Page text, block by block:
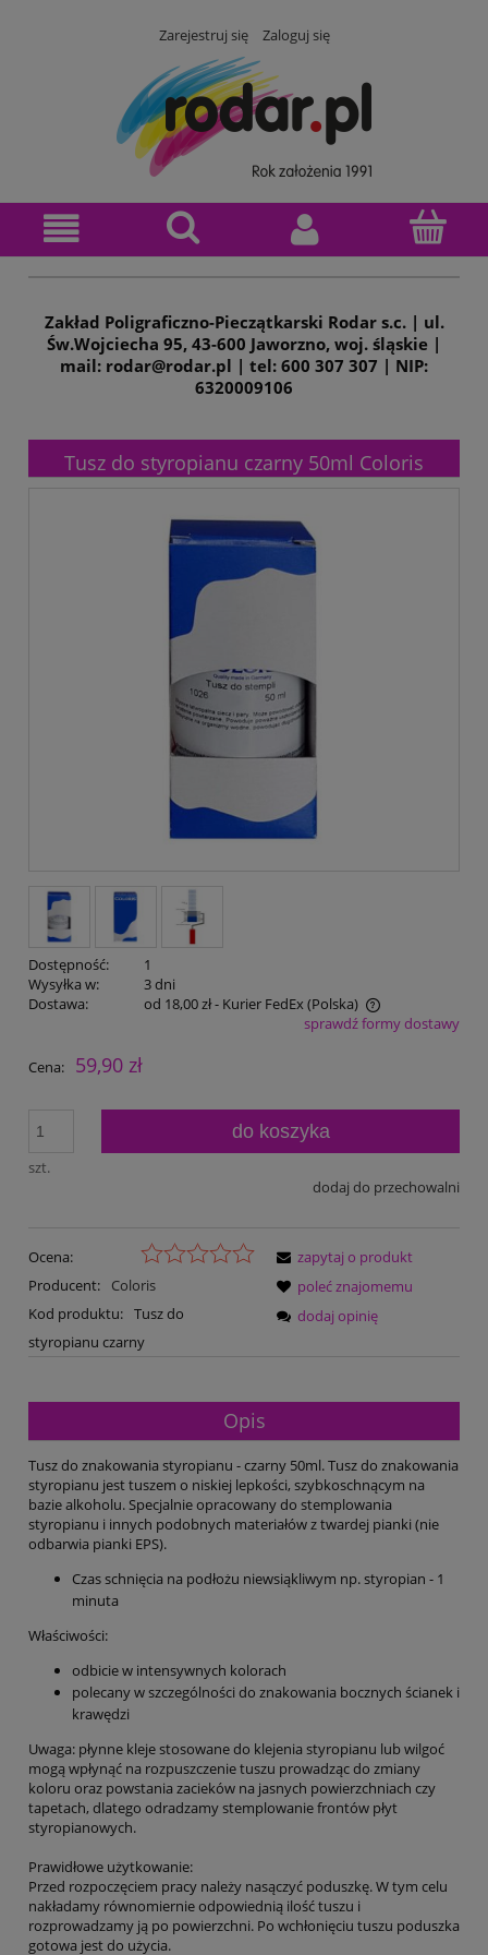
Zarejestruj się Zaloguj się
Zakład Poligraficzno-Pieczątkarski Rodar s.c. | ul.
Św.Wojciecha 95, 43-600 Jaworzno, woj. śląskie |
mail: rodar@rodar.pl | tel: 600 307 307 | NIP:
6320009106
Tusz do styropianu czarny 50ml Coloris
Dostępność:
1
Wysyłka w:
3 dni
Dostawa:
od 18,00 zł- Kurier FedEx(Polska)
Cena nie zawiera ewentualnych kosztów płatnościsprawdź formy dostawy
Cena: 59,90 zł
szt.
do koszyka
dodaj do przechowalni
Ocena:
Producent:
Coloris
Kod produktu: Tusz do
styropianu czarny
zapytaj o produkt
poleć znajomemu
dodaj opinię
Opis
Tusz do znakowania styropianu - czarny 50ml. Tusz do znakowania
styropianu jest tuszem o niskiej lepkości, szybkoschnącym na
bazie alkoholu. Specjalnie opracowany do stemplowania
styropianu i innych podobnych materiałów z twardej pianki (nie
odbarwia pianki EPS).
Czas schnięcia na podłożu niewsiąkliwym np. styropian - 1
minuta
Właściwości:
odbicie w intensywnych kolorach
polecany w szczególności do znakowania bocznych ścianek i
krawędzi
Uwaga: płynne kleje stosowane do klejenia styropianu lub wilgoć
mogą wpłynąć na rozpuszczenie tuszu prowadząc do zmiany
koloru oraz powstania zacieków na jasnych powierzchniach czy
tapetach, dlatego odradzamy stemplowanie frontów płyt
styropianowych.
Prawidłowe użytkowanie:
Przed rozpoczęciem pracy należy nasączyć poduszkę. W tym celu
nakładamy równomiernie odpowiednią ilość tuszu i
rozprowadzamy ją po powierzchni. Po wchłonięciu tuszu poduszka
gotowa jest do użycia.